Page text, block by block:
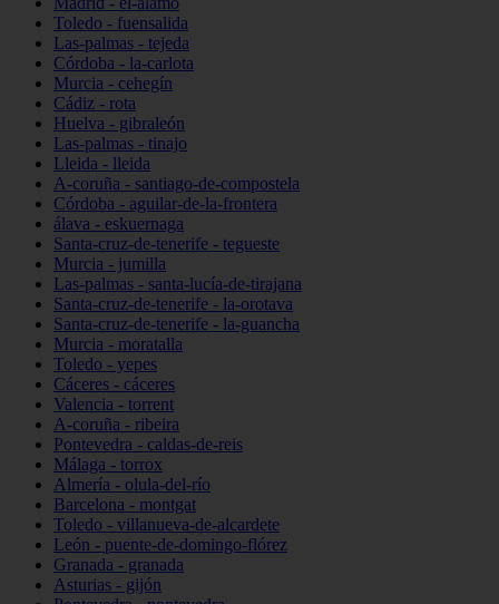
Toledo - fuensalida
Las-palmas - tejeda
Córdoba - la-carlota
Murcia - cehegín
Cádiz - rota
Huelva - gibraleón
Las-palmas - tinajo
Lleida - lleida
A-coruña - santiago-de-compostela
Córdoba - aguilar-de-la-frontera
álava - eskuernaga
Santa-cruz-de-tenerife - tegueste
Murcia - jumilla
Las-palmas - santa-lucía-de-tirajana
Santa-cruz-de-tenerife - la-orotava
Santa-cruz-de-tenerife - la-guancha
Murcia - moratalla
Toledo - yepes
Cáceres - cáceres
Valencia - torrent
A-coruña - ribeira
Pontevedra - caldas-de-reis
Málaga - torrox
Almería - olula-del-río
Barcelona - montgat
Toledo - villanueva-de-alcardete
León - puente-de-domingo-flórez
Granada - granada
Asturias - gijón